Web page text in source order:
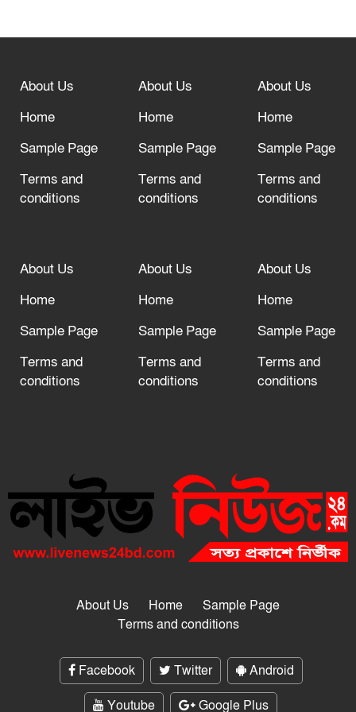
“অসহযোগ” আন্দোলনের হুমকি
দরজা খোলা রেখেছেন
About Us
Home
Sample Page
Terms and
conditions
About Us
Home
Sample Page
Terms and
conditions
About Us
Home
Sample Page
Terms and
conditions
About Us
Home
Sample Page
Terms and
conditions
About Us
Home
Sample Page
Terms and
conditions
About Us
Home
Sample Page
Terms and
conditions
About Us Home
Sample Page
Terms and conditions
Facebook Twitter
Android
Youtube
Google Plus